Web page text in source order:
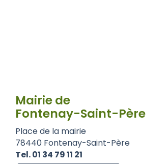
Mairie de
Fontenay-Saint-Père
Place de la mairie
78440 Fontenay-Saint-Père
Tel. 01 34 79 11 21